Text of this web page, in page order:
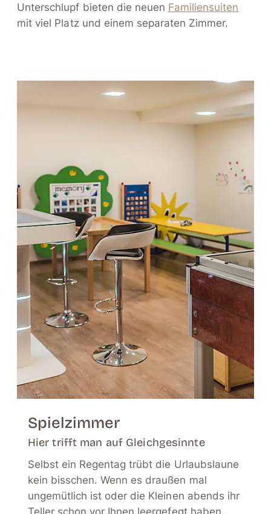
Unterschlupf bieten die neuen Familiensuiten
mit viel Platz und einem separaten Zimmer.
Spielzimmer
Hier trifft man auf Gleichgesinnte
Selbst ein Regentag trübt die Urlaubslaune
kein bisschen. Wenn es draußen mal
ungemütlich ist oder die Kleinen abends ihr
Teller schon vor Ihnen leergefegt haben,